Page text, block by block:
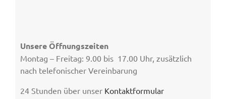
Unsere Öffnungszeiten
Montag – Freitag: 9.00 bis 17.00 Uhr, zusätzlich
nach telefonischer Vereinbarung
24 Stunden über unser Kontaktformular